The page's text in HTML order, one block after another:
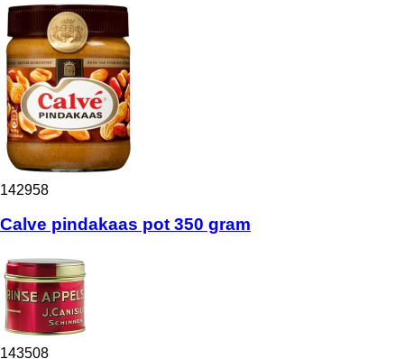
142958
Calve pindakaas pot 350 gram
143508